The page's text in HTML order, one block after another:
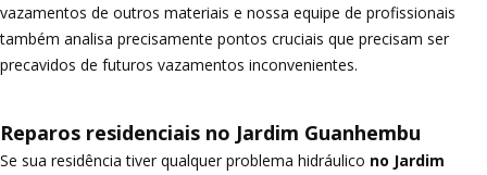
vazamentos de outros materiais e nossa equipe de profissionais
também analisa precisamente pontos cruciais que precisam ser
precavidos de futuros vazamentos inconvenientes.
Reparos residenciais no Jardim Guanhembu
Se sua residência tiver qualquer problema hidráulico no Jardim